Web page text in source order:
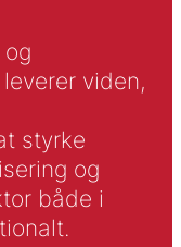
viden,
styrke
og
både i